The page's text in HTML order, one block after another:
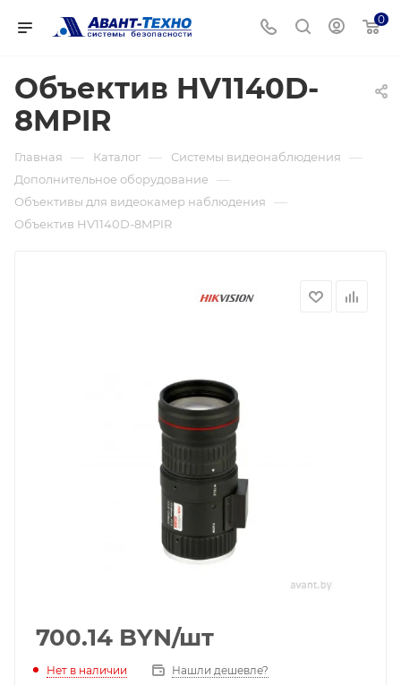
0
Объектив HV1140D-
8MPIR
Главная — Каталог — Системы видеонаблюдения —
Дополнительное оборудование —
Объективы для видеокамер наблюдения —
Объектив HV1140D-8MPIR
700.14 BYN/шт
Нет в наличии Нашли дешевле?